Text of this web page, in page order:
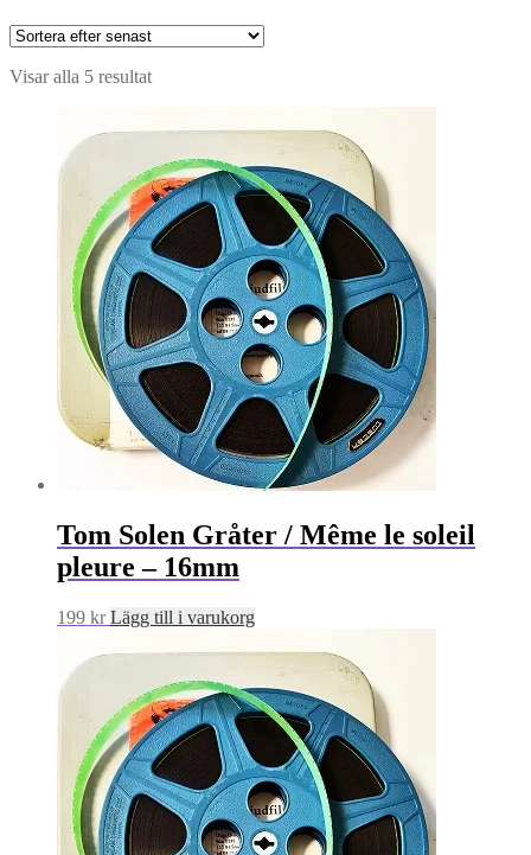
Visar alla 5 resultatSortera
Tom Solen Gråter / Même le soleil
pleure – 16mm
199 kr Lägg till i varukorg